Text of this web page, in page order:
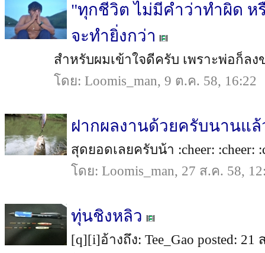
"ทุกชีวิต ไม่มีคำว่าทำผิด ห
จะทำยิ่งกว่า
สำหรับผมเข้าใจดีครับ เพราะพ่อก็ลง
โดย: Loomis_man, 9 ต.ค. 58, 16:22
ฝากผลงานด้วยครับนานแ
สุดยอดเลยครับน้า :cheer: :cheer:
โดย: Loomis_man, 27 ส.ค. 58,
ทุ่นชิงหลิว
[q][i]อ้างถึง: Tee_Gao posted: